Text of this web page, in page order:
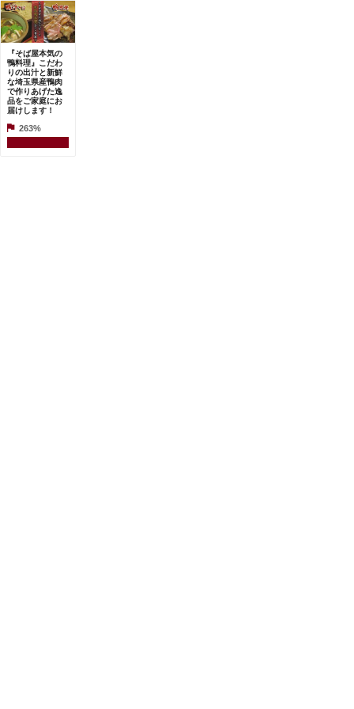
『そば屋本気の
鴨料理』こだわ
りの出汁と新鮮
な埼玉県産鴨肉
で作りあげた逸
品をご家庭にお
届けします！
263%